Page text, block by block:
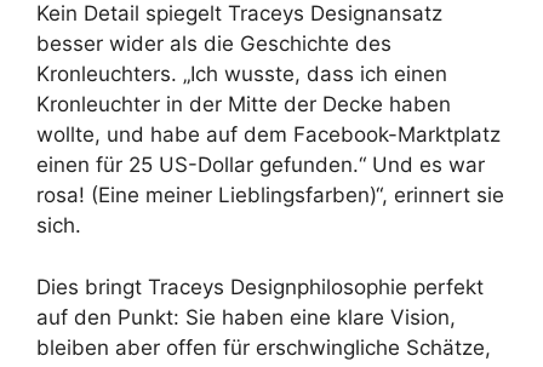
Kein Detail spiegelt Traceys Designansatz
besser wider als die Geschichte des
Kronleuchters. „Ich wusste, dass ich einen
Kronleuchter in der Mitte der Decke haben
wollte, und habe auf dem Facebook-Marktplatz
einen für 25 US-Dollar gefunden.“ Und es war
rosa! (Eine meiner Lieblingsfarben)“, erinnert sie
sich.
Dies bringt Traceys Designphilosophie perfekt
auf den Punkt: Sie haben eine klare Vision,
bleiben aber offen für erschwingliche Schätze,